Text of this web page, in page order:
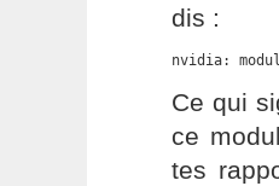
dis :
nvidia:
Ce qui
ce
tes